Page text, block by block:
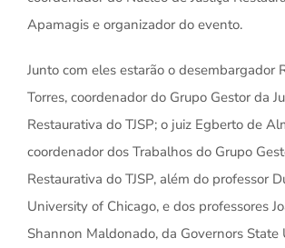
Apamagis e organizador do evento.
Junto com eles estarão o desembargador
Torres, coordenador do Grupo Gestor da
Restaurativa do TJSP; o juiz Egberto de
coordenador dos Trabalhos do Grupo
Restaurativa do TJSP, além do professor
University of Chicago, e dos professores
Shannon Maldonado, da Governors State